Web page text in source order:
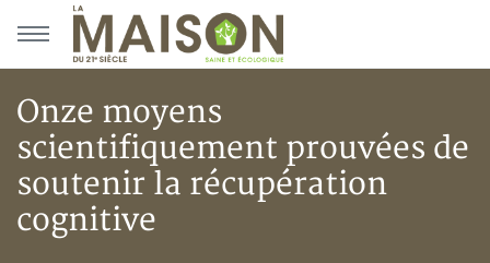
Aller au menu principal
Aller au contenu principal
Onze moyens
scientifiquement prouvées de
soutenir la récupération
cognitive